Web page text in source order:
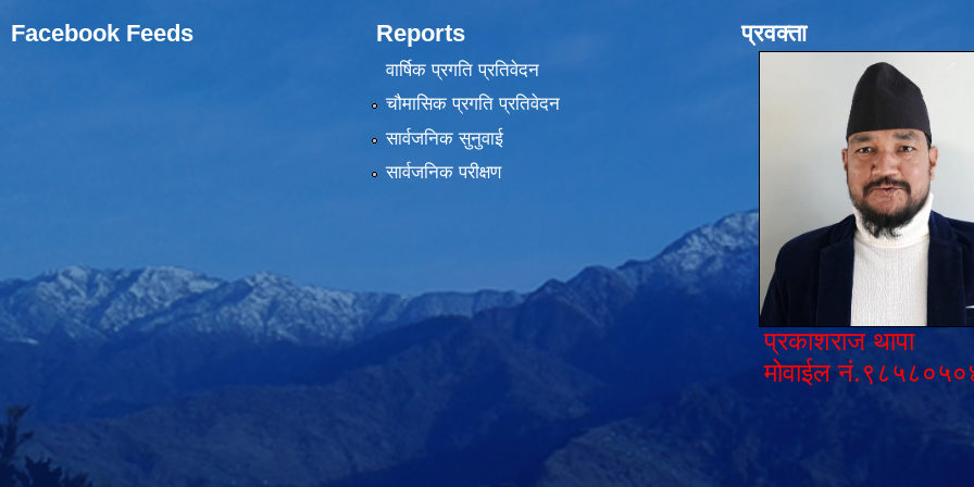
Facebook Feeds Reports
वार्षिक प्रगति प्रतिवेदन
चौमासिक प्रगति प्रतिवेदन
सार्वजनिक सुनुवाई
सार्वजनिक परीक्षण
प्रवक्ता
प्रकाशराज थापा
मोवाईल